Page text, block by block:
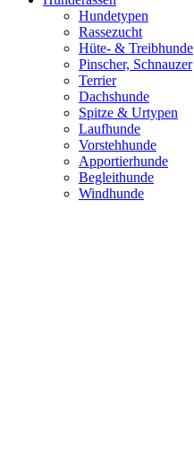
Hundetypen
Rassezucht
Hüte- & Treibhunde
Pinscher, Schnauzer
Terrier
Dachshunde
Spitze & Urtypen
Laufhunde
Vorstehhunde
Apportierhunde
Begleithunde
Windhunde